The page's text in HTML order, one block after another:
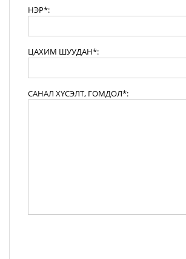
НЭР*:
ЦАХИМ ШУУДАН*:
САНАЛ ХҮСЭЛТ, ГОМДОЛ*: